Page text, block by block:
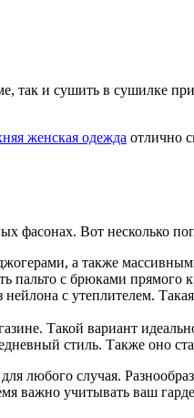
так и сушить в сушилке
женская одежда отлично
фасонах. Вот несколько
а также
пальто с брюками
с утеплителем.
Такой вариант
стиль. Также оно
любого случая.
важно учитывать ваш